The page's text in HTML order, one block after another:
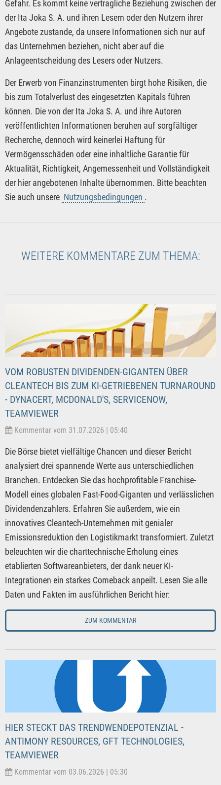
Gefahr. Es kommt keine vertragliche Beziehung zwischen der
der Ita Joka S. A. und ihren Lesern oder den Nutzern ihrer
Angebote zustande, da unsere Informationen sich nur auf
das Unternehmen beziehen, nicht aber auf die
Anlageentscheidung des Lesers oder Nutzers.
Der Erwerb von Finanzinstrumenten birgt hohe Risiken, die
bis zum Totalverlust des eingesetzten Kapitals führen
können. Die von der Ita Joka S. A. und ihre Autoren
veröffentlichten Informationen beruhen auf sorgfältiger
Recherche, dennoch wird keinerlei Haftung für
Vermögensschäden oder eine inhaltliche Garantie für
Aktualität, Richtigkeit, Angemessenheit und Vollständigkeit
der hier angebotenen Inhalte übernommen. Bitte beachten
Sie auch unsere Nutzungsbedingungen .
WEITERE KOMMENTARE ZUM THEMA:
VOM ROBUSTEN DIVIDENDEN-GIGANTEN ÜBER
CLEANTECH BIS ZUM KI-GETRIEBENEN TURNAROUND
- DYNACERT, MCDONALD'S, SERVICENOW,
TEAMVIEWER
Kommentar vom 31.07.2026 | 05:40
Die Börse bietet vielfältige Chancen und dieser Bericht
analysiert drei spannende Werte aus unterschiedlichen
Branchen. Entdecken Sie das hochprofitable Franchise-
Modell eines globalen Fast-Food-Giganten und verlässlichen
Dividendenzahlers. Erfahren Sie außerdem, wie ein
innovatives Cleantech-Unternehmen mit genialer
Emissionsreduktion den Logistikmarkt transformiert. Zuletzt
beleuchten wir die charttechnische Erholung eines
etablierten Softwareanbieters, der dank neuer KI-
Integrationen ein starkes Comeback anpeilt. Lesen Sie alle
Daten und Fakten im ausführlichen Bericht hier:
ZUM KOMMENTAR
HIER STECKT DAS TRENDWENDEPOTENZIAL -
ANTIMONY RESOURCES, GFT TECHNOLOGIES,
TEAMVIEWER
Kommentar vom 03.06.2026 | 05:30